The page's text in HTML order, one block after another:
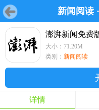
新闻阅读 ·
游戏 软
首页 软件 鸿蒙
游戏
鸿蒙
软件
澎湃新闻免费
大小：71.20M
类别： 新闻阅读
详情